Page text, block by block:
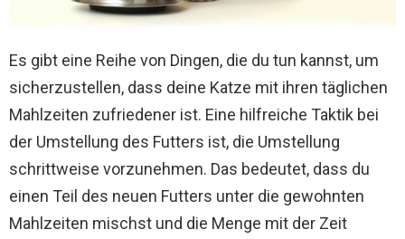
Es gibt eine Reihe von Dingen, die du tun kannst, um
sicherzustellen, dass deine Katze mit ihren täglichen
Mahlzeiten zufriedener ist. Eine hilfreiche Taktik bei
der Umstellung des Futters ist, die Umstellung
schrittweise vorzunehmen. Das bedeutet, dass du
einen Teil des neuen Futters unter die gewohnten
Mahlzeiten mischst und die Menge mit der Zeit